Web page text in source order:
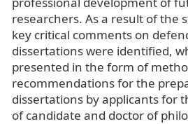
researchers. As a result of the
key critical comments on
dissertations were identified,
presented in the form of
recommendations for the
dissertations by applicants for
of candidate and doctor of